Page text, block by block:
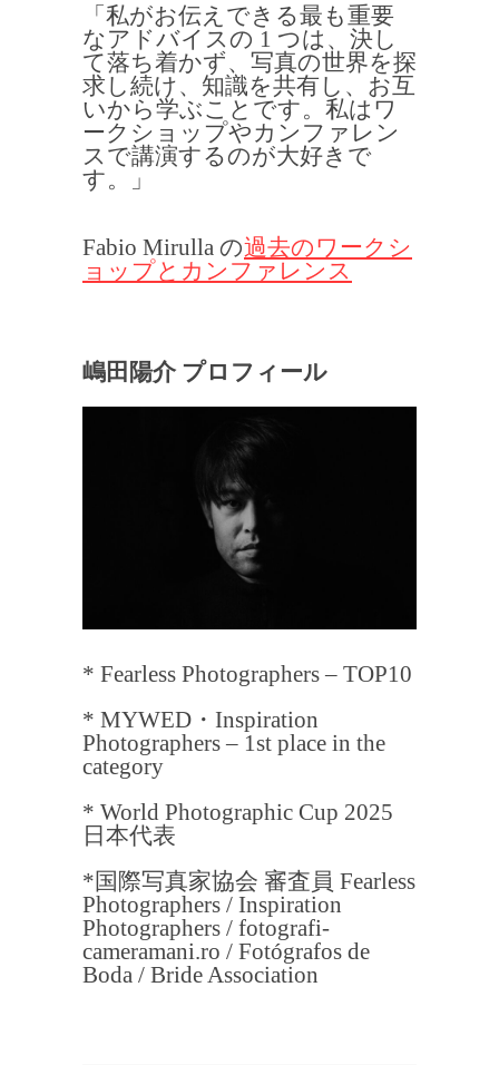
「私がお伝えできる最も重要
なアドバイスの 1 つは、決し
て落ち着かず、写真の世界を探
求し続け、知識を共有し、お互
いから学ぶことです。私はワ
ークショップやカンファレン
スで講演するのが大好きで
す。」
Fabio Mirulla の過去のワークシ
ョップとカンファレンス
嶋田陽介 プロフィール
* Fearless Photographers – TOP10
* MYWED・Inspiration
Photographers – 1st place in the
category
* World Photographic Cup 2025
日本代表
*国際写真家協会 審査員 Fearless
Photographers / Inspiration
Photographers / fotografi-
cameramani.ro / Fotógrafos de
Boda / Bride Association